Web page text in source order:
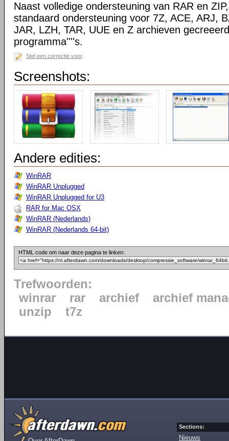
Naast volledige ondersteuning van RAR en
standaard ondersteuning voor 7Z, ACE, ARJ,
JAR, LZH, TAR, UUE en Z archieven
programma''''s.
Stel een correctie voor
Screenshots:
Andere edities:
WinRAR
WinRAR Unplugged
WinRAR Unplugged for U3
RAR for Mac OSX
WinRAR (Nederlands)
WinRAR (Nederlands 64-bit)
HTML code om naar deze pagina te linken:
Trefwoorden:
winrar
rar archief
archief
unzip
t7z
Sections:
Nieuws